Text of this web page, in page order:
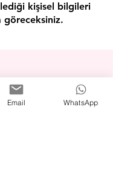
kişisel bilgileri
göreceksiniz.
Email WhatsApp